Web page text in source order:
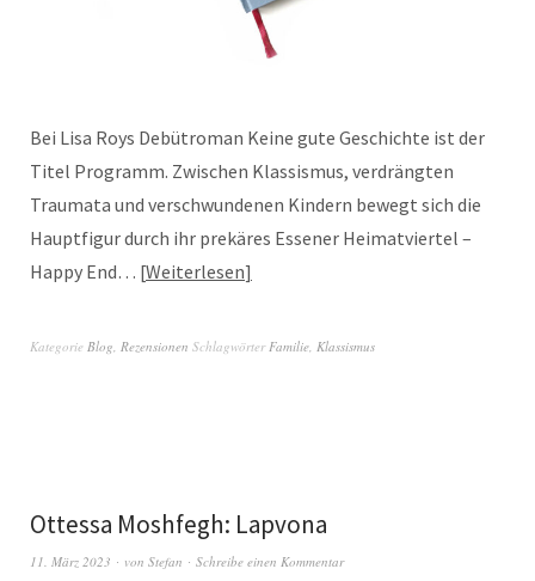
Bei Lisa Roys Debütroman Keine gute Geschichte ist der
Titel Programm. Zwischen Klassismus, verdrängten
Traumata und verschwundenen Kindern bewegt sich die
Hauptfigur durch ihr prekäres Essener Heimatviertel –
Happy End… Weiterlesen
Kategorie Blog, Rezensionen SchlagwörterFamilie, Klassismus
Ottessa Moshfegh: Lapvona
11. März 2023 von Stefan Schreibe einen Kommentar